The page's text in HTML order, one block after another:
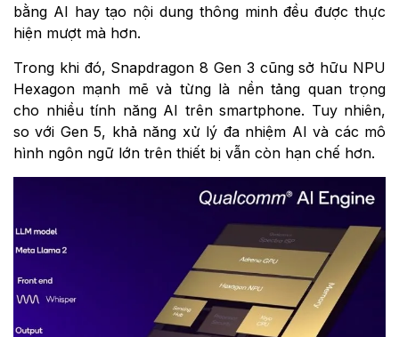
bằng AI hay tạo nội dung thông minh đều được thực
hiện mượt mà hơn.
Trong khi đó, Snapdragon 8 Gen 3 cũng sở hữu NPU
Hexagon mạnh mẽ và từng là nền tảng quan trọng
cho nhiều tính năng AI trên smartphone. Tuy nhiên,
so với Gen 5, khả năng xử lý đa nhiệm AI và các mô
hình ngôn ngữ lớn trên thiết bị vẫn còn hạn chế hơn.